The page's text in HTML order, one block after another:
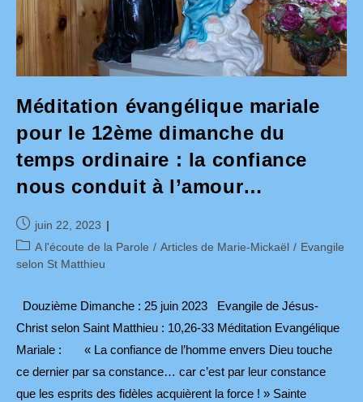
Méditation évangélique mariale
pour le 12ème dimanche du
temps ordinaire : la confiance
nous conduit à l’amour…
Publication
publiée :
juin 22, 2023
Post
category:
A l'écoute de la Parole / Articles de Marie-Mickaël / Evangile
selon St Matthieu
Douzième Dimanche : 25 juin 2023 Evangile de Jésus-
Christ selon Saint Matthieu : 10,26-33 Méditation Evangélique
Mariale : « La confiance de l’homme envers Dieu touche
ce dernier par sa constance… car c’est par leur constance
que les esprits des fidèles acquièrent la force ! » Sainte